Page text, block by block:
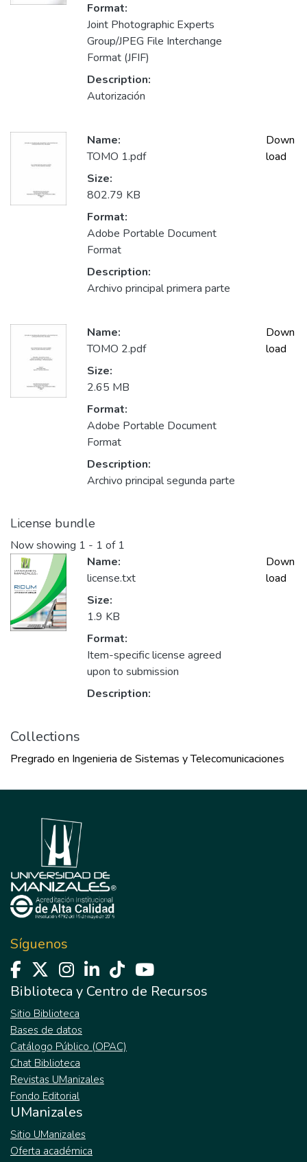
Format:
Joint Photographic Experts
Group/JPEG File Interchange
Format (JFIF)
Description:
Autorización
Name:
TOMO 1.pdf
Size:
802.79 KB
Format:
Adobe Portable Document
Format
Description:
Archivo principal primera parte
Down
load
Name:
TOMO 2.pdf
Size:
2.65 MB
Format:
Adobe Portable Document
Format
Description:
Archivo principal segunda parte
Down
load
License bundle
Now showing 1 - 1 of 1
Name:
license.txt
Size:
1.9 KB
Format:
Item-specific license agreed
upon to submission
Description:
Down
load
Collections
Pregrado en Ingenieria de Sistemas y Telecomunicaciones
Síguenos
Biblioteca y Centro de Recursos
Sitio Biblioteca
Bases de datos
Catálogo Público (OPAC)
Chat Biblioteca
Revistas UManizales
Fondo Editorial
UManizales
Sitio UManizales
Oferta académica